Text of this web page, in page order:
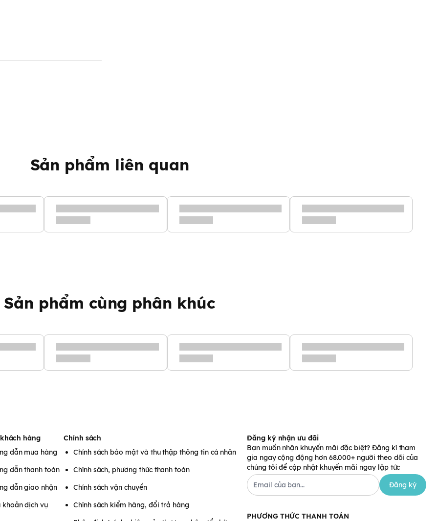
da.
dụng, nguyên vẹn như ban
Sản phẩm liên quan
Sản phẩm cùng phân khúc
hàng
dẫn mua hàng
dẫn thanh toán
dẫn giao nhận
khoản dịch vụ
Chính sách
Chính sách bảo mật và thu thập thông tin cá nhân
Chính sách, phương thức thanh toán
Chính sách vận chuyển
Chính sách kiểm hàng, đổi trả hàng
Đăng ký nhận ưu đãi
Bạn muốn nhận khuyến mãi đặc biệt? Đăng kí tham
gia ngay cộng động hơn 68.000+ người theo dõi của
chúng tôi để cập nhật khuyến mãi ngay lập tức
Đăng ký
PHƯƠNG THỨC THANH TOÁN